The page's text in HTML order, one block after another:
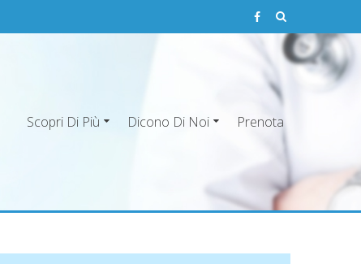
Scopri Di Più Dicono Di Noi Prenota